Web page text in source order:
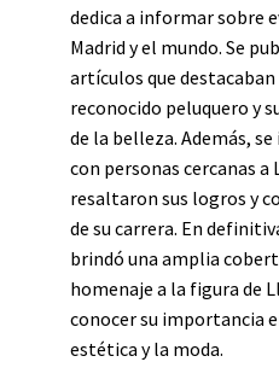
dedica a informar sobre
Madrid y el mundo. Se
artículos que
reconocido peluquero y
de la belleza. Además,
con personas cercanas a
resaltaron sus logros y
de su carrera. En
brindó una amplia
homenaje a la figura de
conocer su importancia
estética y la moda.